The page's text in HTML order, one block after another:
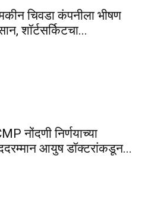
चिवडा कंपनीला भीषण
शॉर्टसर्किटचा...
नोंदणी निर्णयाच्या
आयुष डॉक्टरांकडून...